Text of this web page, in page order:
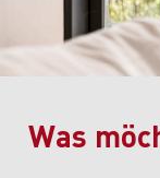
Was